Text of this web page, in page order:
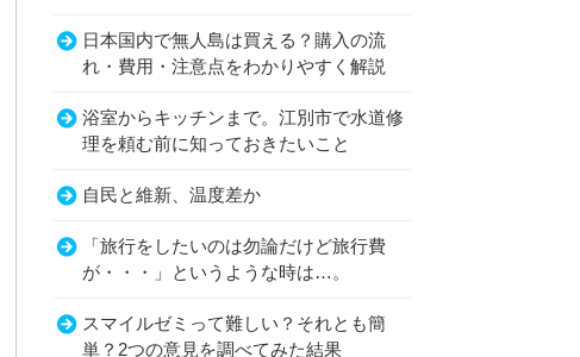
日本国内で無人島は買える？購入の流
れ・費用・注意点をわかりやすく解説
浴室からキッチンまで。江別市で水道修
理を頼む前に知っておきたいこと
自民と維新、温度差か
「旅行をしたいのは勿論だけど旅行費
が・・・」というような時は…。
スマイルゼミって難しい？それとも簡
単？2つの意見を調べてみた結果